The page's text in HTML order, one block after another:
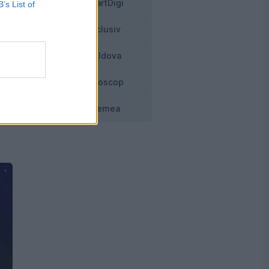
List of
SmartDigi
Exclusiv
Moldova
Horoscop
Vremea